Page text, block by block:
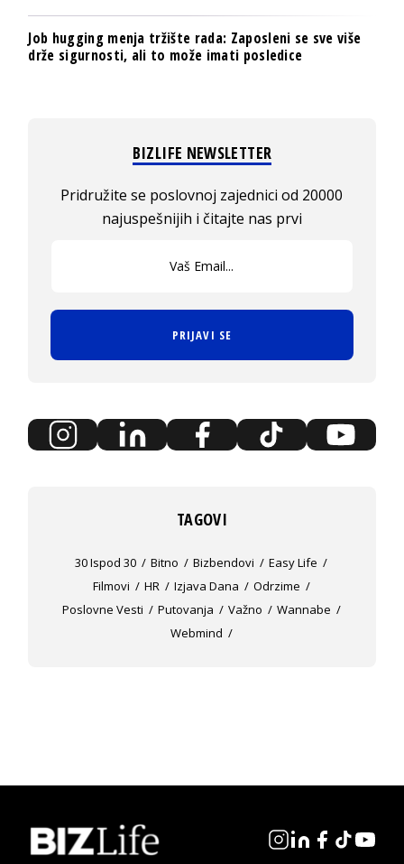
Job hugging menja tržište rada: Zaposleni se sve više
drže sigurnosti, ali to može imati posledice
BIZLIFE NEWSLETTER
Pridružite se poslovnoj zajednici od 20000
najuspešnijih i čitajte nas prvi
PRIJAVI SE
TAGOVI
30 Ispod 30 Bitno Bizbendovi
Easy Life
Filmovi
HR Izjava Dana
Odrzime
Poslovne Vesti
Putovanja Važno
Wannabe
Webmind